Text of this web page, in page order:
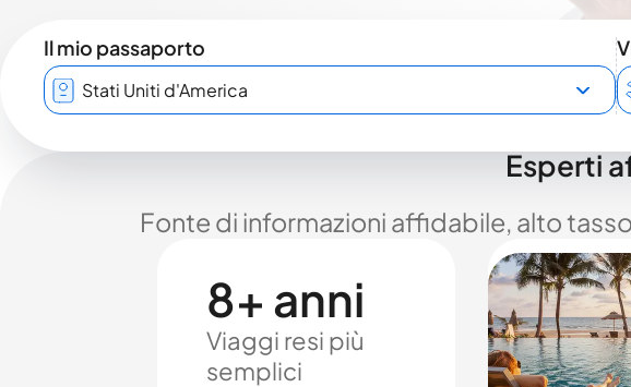
Il mio passaporto
Esperti
Fonte di informazioni affidabile, alto
8+ anni
Viaggi resi più
semplici